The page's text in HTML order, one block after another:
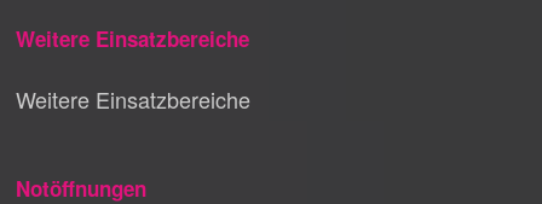
Weitere Einsatzbereiche
Weitere Einsatzbereiche
Notöffnungen